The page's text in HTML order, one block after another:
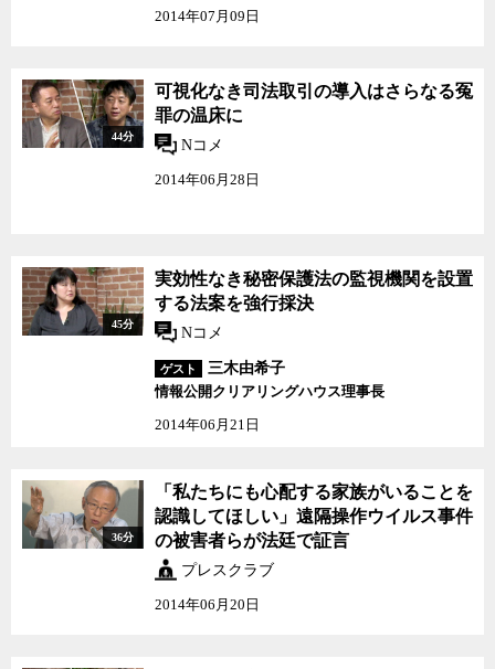
2014年07月09日
44分
可視化なき司法取引の導入はさらなる冤
罪の温床に
Nコメ
2014年06月28日
45分
実効性なき秘密保護法の監視機関を設置
する法案を強行採決
Nコメ
ゲスト
三木由希子
情報公開クリアリングハウス理事長
2014年06月21日
「私たちにも心配する家
族がいることを認識して
ほしい」遠隔操作ウイル
ス事件の被害者らが法廷
36分
「私たちにも心配する家族がいることを
認識してほしい」遠隔操作ウイルス事件
の被害者らが法廷で証言
プレスクラブ
2014年06月20日